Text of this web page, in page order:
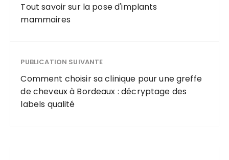
Tout savoir sur la pose d'implants
mammaires
PUBLICATION SUIVANTE
Comment choisir sa clinique pour une greffe
de cheveux à Bordeaux : décryptage des
labels qualité